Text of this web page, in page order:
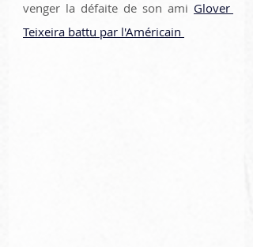
venger la défaite de son ami Glover
Teixeira battu par l'Américain